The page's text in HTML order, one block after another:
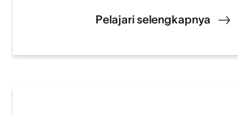
Pelajari selengkapnya